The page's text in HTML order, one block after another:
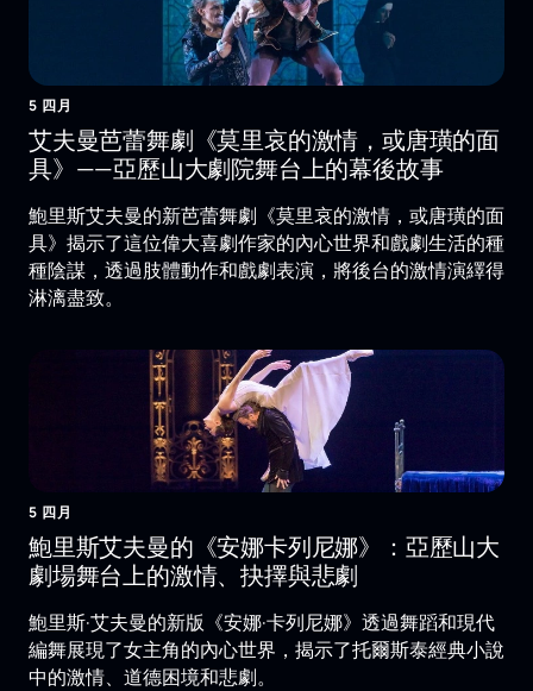
5 四月
艾夫曼芭蕾舞劇《莫里哀的激情，或唐璜的面
具》——亞歷山大劇院舞台上的幕後故事
鮑里斯艾夫曼的新芭蕾舞劇《莫里哀的激情，或唐璜的面
具》揭示了這位偉大喜劇作家的內心世界和戲劇生活的種
種陰謀，透過肢體動作和戲劇表演，將後台的激情演繹得
淋漓盡致。
5 四月
鮑里斯艾夫曼的《安娜卡列尼娜》：亞歷山大
劇場舞台上的激情、抉擇與悲劇
鮑里斯·艾夫曼的新版《安娜·卡列尼娜》透過舞蹈和現代
編舞展現了女主角的內心世界，揭示了托爾斯泰經典小說
中的激情、道德困境和悲劇。